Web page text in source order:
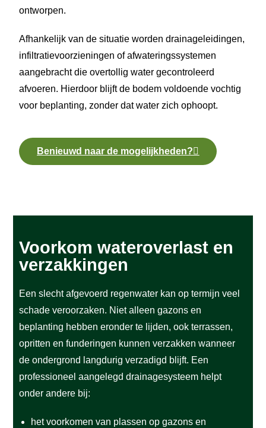
ontworpen.
Afhankelijk van de situatie worden drainageleidingen,
infiltratievoorzieningen of afwateringssystemen
aangebracht die overtollig water gecontroleerd
afvoeren. Hierdoor blijft de bodem voldoende vochtig
voor beplanting, zonder dat water zich ophoopt.
Benieuwd naar de mogelijkheden?
Voorkom wateroverlast en
verzakkingen
Een slecht afgevoerd regenwater kan op termijn veel
schade veroorzaken. Niet alleen gazons en
beplanting hebben eronder te lijden, ook terrassen,
opritten en funderingen kunnen verzakken wanneer
de ondergrond langdurig verzadigd blijft. Een
professioneel aangelegd drainagesysteem helpt
onder andere bij:
het voorkomen van plassen op gazons en